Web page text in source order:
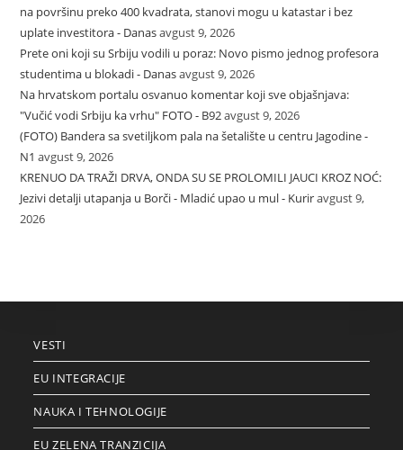
na površinu preko 400 kvadrata, stanovi mogu u katastar i bez
uplate investitora - Danasavgust 9, 2026
Prete oni koji su Srbiju vodili u poraz: Novo pismo jednog profesora
studentima u blokadi - Danasavgust 9, 2026
Na hrvatskom portalu osvanuo komentar koji sve objašnjava:
"Vučić vodi Srbiju ka vrhu" FOTO - B92avgust 9, 2026
(FOTO) Bandera sa svetiljkom pala na šetalište u centru Jagodine -
N1 avgust 9, 2026
KRENUO DA TRAŽI DRVA, ONDA SU SE PROLOMILI JAUCI KROZ NOĆ:
Jezivi detalji utapanja u Borči - Mladić upao u mul - Kuriravgust 9,
2026
VESTI
EU INTEGRACIJE
NAUKA I TEHNOLOGIJE
EU ZELENA TRANZICIJA